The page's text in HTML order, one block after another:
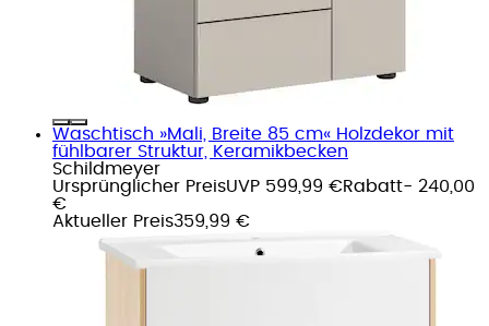
Waschtisch »Mali, Breite 85 cm« Holzdekor mit
fühlbarer Struktur, Keramikbecken
Schildmeyer
Ursprünglicher PreisUVP 599,99 €Rabatt- 240,00
€
Aktueller Preis359,99 €